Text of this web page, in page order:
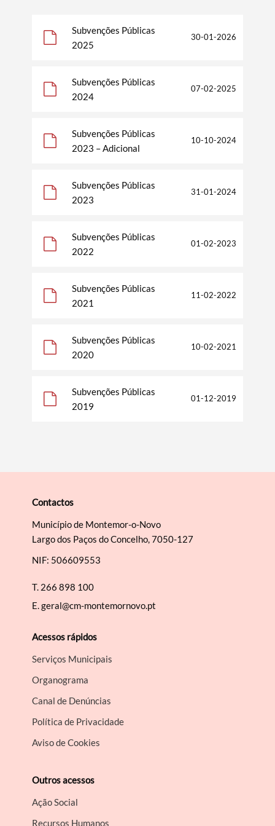
Termo de Pesquisa
Subvenções Públicas
2025
30-01-2026
Subvenções Públicas
2024
07-02-2025
Subvenções Públicas
2023 – Adicional
10-10-2024
Subvenções Públicas
2023
31-01-2024
Subvenções Públicas
2022
01-02-2023
Subvenções Públicas
2021
11-02-2022
Subvenções Públicas
2020
10-02-2021
Subvenções Públicas
2019
01-12-2019
Contactos
Município de Montemor-o-Novo
Largo dos Paços do Concelho, 7050-127
NIF: 506609553
T. 266 898 100
E.geral@cm-montemornovo.pt
Acessos rápidos
Serviços Municipais
Organograma
Canal de Denúncias
Política de Privacidade
Aviso de Cookies
Outros acessos
Ação Social
Recursos Humanos